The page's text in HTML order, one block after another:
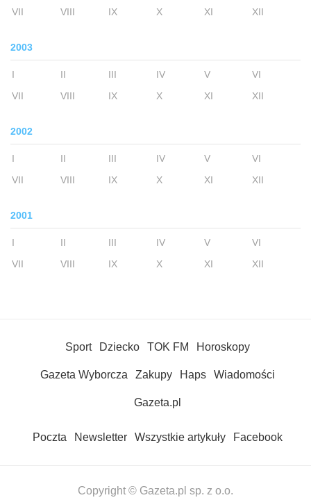
VII
VIII IX X XI XII
2003
I II III IV V
VI
VII
VIII IX X XI XII
2002
I II III IV V
VI
VII
VIII IX X XI XII
2001
I II III IV V
VI
VII
VIII IX X XI XII
Sport Dziecko TOK FM Horoskopy
Gazeta Wyborcza Zakupy Haps Wiadomości
Gazeta.pl
Poczta Newsletter Wszystkie artykuły Facebook
Copyright © Gazeta.pl sp. z o.o.